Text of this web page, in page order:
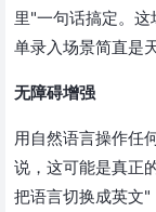
里"一句话搞定。
单录入场景简直是
无障碍增强
用自然语言操作任
说，这可能是真正
把语言切换成英文"